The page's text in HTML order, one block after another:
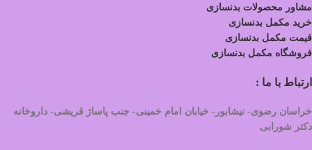
مشاور محصولات بدنسازی
خرید مکمل بدنسازی
قیمت مکمل بدنسازی
فروشگاه مکمل بدنسازی
ارتباط با ما :
خراسان رضوی- نیشابور- خیابان امام خمینی- جنب پاساژ قریشی- داروخانه
دکتر شورابی